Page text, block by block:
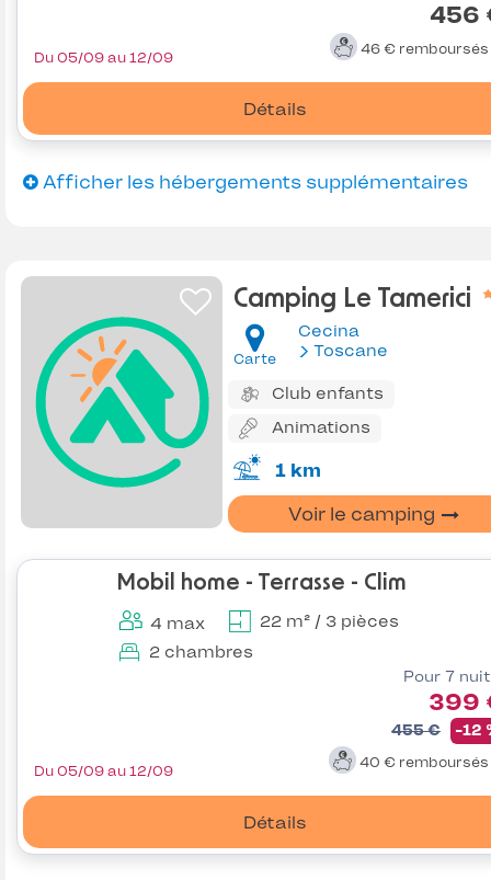
456
46 € remboursés
Détails
Du 05/09 au 12/09
Afficher les hébergements supplémentaires
Camping Le Tamerici
Carte
Cecina
Toscane
Club enfants
Animations
1 km
Voir le camping
Mobil home - Terrasse - Clim
4 max
22 m² / 3 pièces
2 chambres
Pour 7
399
455 € -12
40 € remboursés
Détails
Du 05/09 au 12/09